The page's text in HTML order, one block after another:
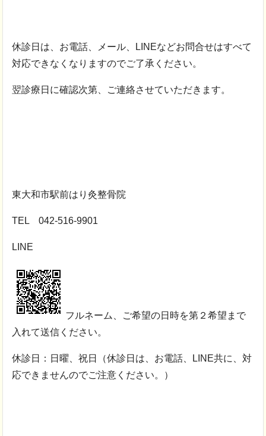
休診日は、お電話、メール、LINEなどお問合せはすべて
対応できなくなりますのでご了承ください。
翌診療日に確認次第、ご連絡させていただきます。
東大和市駅前はり灸整骨院
TEL 042-516-9901
LINE
フルネーム、ご希望の日時を第２希望まで
入れて送信ください。
休診日：日曜、祝日（休診日は、お電話、LINE共に、対
応できませんのでご注意ください。）